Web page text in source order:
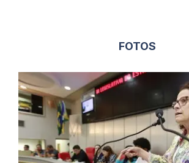
FOTOS